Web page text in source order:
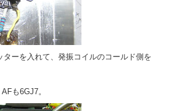
ターを入れて、発振コイルのコールド側を
も6GJ7。